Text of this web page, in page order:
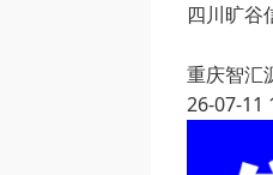
四川旷谷
重庆智汇
26-07-11